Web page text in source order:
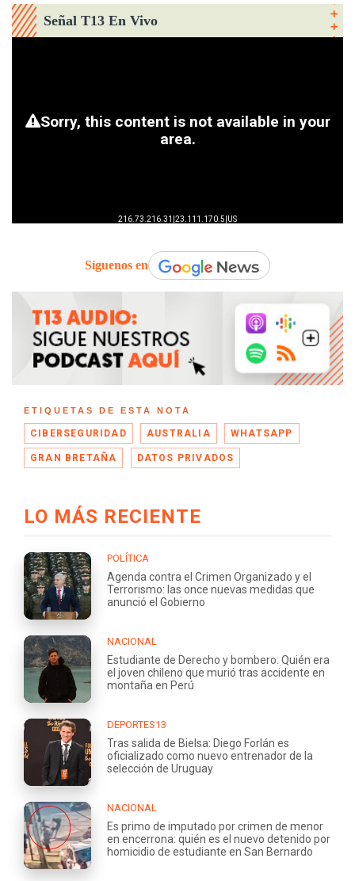
Señal T13 En Vivo
Síguenos en
ETIQUETAS DE ESTA NOTA
CIBERSEGURIDAD AUSTRALIA WHATSAPP
GRAN BRETAÑA DATOS PRIVADOS
LO MÁS RECIENTE
POLÍTICA
Agenda contra el Crimen Organizado y el
Terrorismo: las once nuevas medidas que
anunció el Gobierno
NACIONAL
Estudiante de Derecho y bombero: Quién era
el joven chileno que murió tras accidente en
montaña en Perú
DEPORTES13
Tras salida de Bielsa: Diego Forlán es
oficializado como nuevo entrenador de la
selección de Uruguay
NACIONAL
Es primo de imputado por crimen de menor
en encerrona: quién es el nuevo detenido por
homicidio de estudiante en San Bernardo